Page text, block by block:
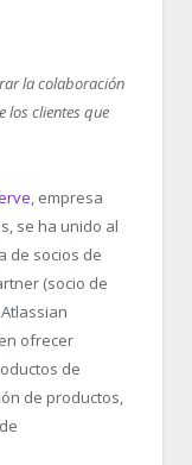
la colaboración
los clientes que
, empresa
se ha unido al
de socios de
(socio de
ofrecer
de
de productos,